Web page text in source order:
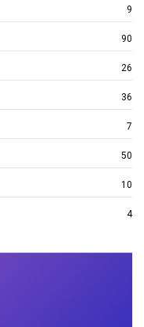
9
90
26
36
7
50
10
4